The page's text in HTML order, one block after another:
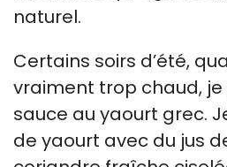
naturel.
Certains soirs d’été,
vraiment trop chaud,
sauce au yaourt grec.
de yaourt avec du jus